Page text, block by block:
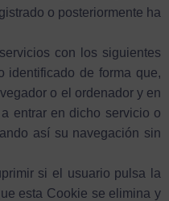
o posteriormente ha
con los siguientes
identificado de forma que,
o el ordenador y en
entrar en dicho servicio o
así su navegación sin
si el usuario pulsa la
esta Cookie se elimina y